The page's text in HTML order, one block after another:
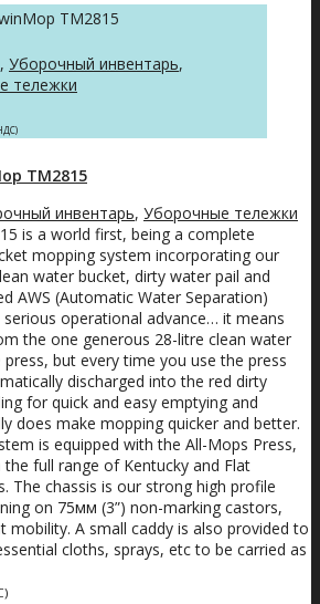
TM2815
, Уборочный инвентарь,
тележки
TM2815
инвентарь, Уборочные тележки
is a world first, being a complete
mopping system incorporating our
water bucket, dirty water pail and
AWS (Automatic Water Separation)
serious operational advance… it means
the one generous 28-litre clean water
but every time you use the press
discharged into the red dirty
for quick and easy emptying and
does make mopping quicker and better.
is equipped with the All-Mops Press,
full range of Kentucky and Flat
The chassis is our strong high profile
on 75мм (3”) non-marking castors,
mobility. A small caddy is also provided to
cloths, sprays, etc to be carried as